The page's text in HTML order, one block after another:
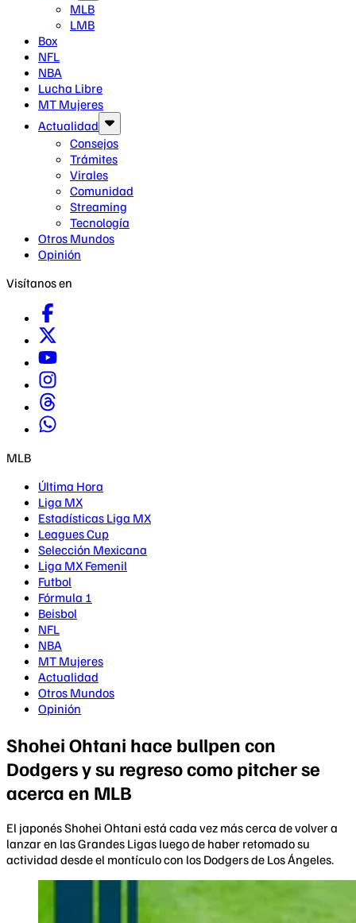
MLB
LMB
Box
NFL
NBA
Lucha Libre
MT Mujeres
Actualidad
Consejos
Trámites
Virales
Comunidad
Streaming
Tecnología
Otros Mundos
Opinión
Visítanos en
MLB
Última Hora
Liga MX
Estadísticas Liga MX
Leagues Cup
Selección Mexicana
Liga MX Femenil
Futbol
Fórmula 1
Beisbol
NFL
NBA
MT Mujeres
Actualidad
Otros Mundos
Opinión
Shohei Ohtani hace bullpen con
Dodgers y su regreso como pitcher se
acerca en MLB
El japonés Shohei Ohtani está cada vez más cerca de volver a
lanzar en las Grandes Ligas luego de haber retomado su
actividad desde el montículo con los Dodgers de Los Ángeles.